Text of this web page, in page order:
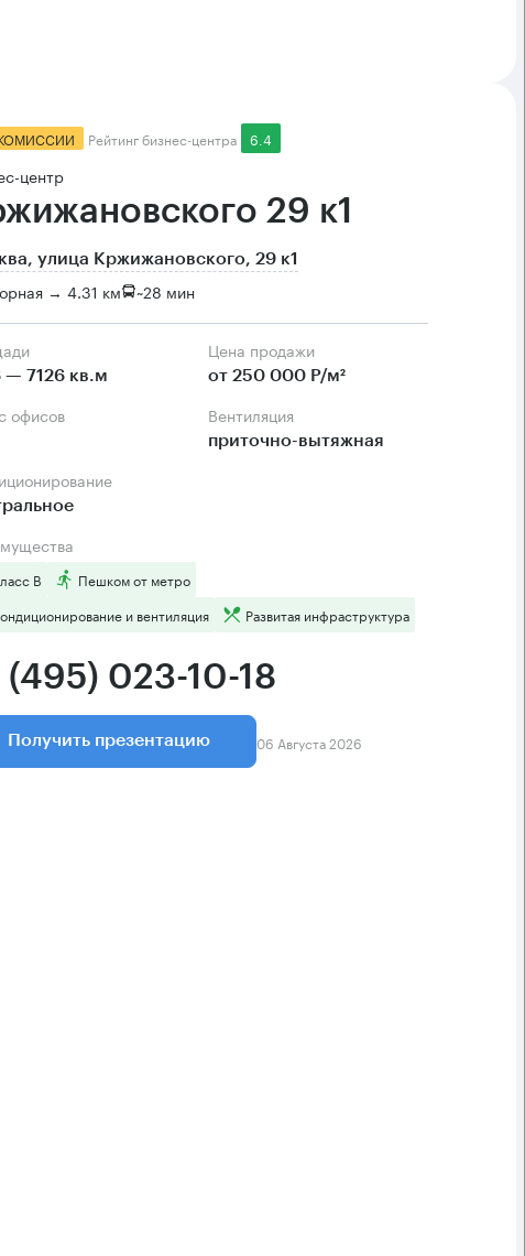
Рейтинг бизнес-центра 6.4
центр
29 к1
улица Кржижановского, 29 к1
→ 4.31 км ~28 мин
— 7126 кв.м
Цена продажи
от 250 000 Р/м²
офисов Вентиляция
приточно-вытяжная
B
Пешком от метро
и вентиляция
Развитая инфраструктура
(495) 023-10-18
Получить презентацию 06 Августа 2026